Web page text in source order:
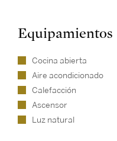
Equipamientos
Cocina abierta
Aire acondicionado
Calefacción
Ascensor
Luz natural